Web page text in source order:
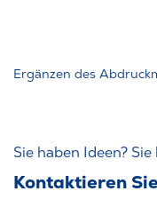
Ergänzen des
Sie haben Ideen?
Kontaktieren